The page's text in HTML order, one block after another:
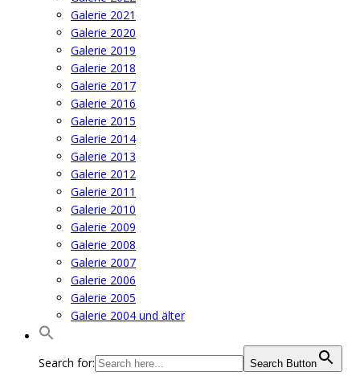
Galerie 2021
Galerie 2020
Galerie 2019
Galerie 2018
Galerie 2017
Galerie 2016
Galerie 2015
Galerie 2014
Galerie 2013
Galerie 2012
Galerie 2011
Galerie 2010
Galerie 2009
Galerie 2008
Galerie 2007
Galerie 2006
Galerie 2005
Galerie 2004 und älter
Search for: Search Button